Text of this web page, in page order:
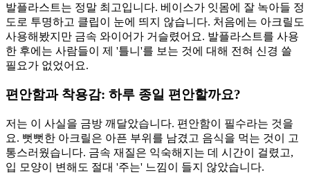
발플라스트는 정말 최고입니다. 베이스가 잇몸에 잘 녹아들 정
도로 투명하고 클립이 눈에 띄지 않습니다. 처음에는 아크릴도
사용해봤지만 금속 와이어가 거슬렸어요. 발플라스트를 사용
한 후에는 사람들이 제 '틀니'를 보는 것에 대해 전혀 신경 쓸
필요가 없었어요.
편안함과 착용감: 하루 종일 편안할까요?
저는 이 사실을 금방 깨달았습니다. 편안함이 필수라는 것을
요. 뻣뻣한 아크릴은 아픈 부위를 남겼고 음식을 먹는 것이 고
통스러웠습니다. 금속 재질은 익숙해지는 데 시간이 걸렸고,
입 모양이 변해도 절대 '주는' 느낌이 들지 않았습니다.